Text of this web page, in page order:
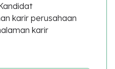
karir perusahaan
karir